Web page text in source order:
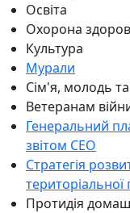
Освіта
Охорона
Культура
Мурали
Сім'я, молодь
Ветеранам
Генеральний
звітом СЕО
Стратегія
Протидія